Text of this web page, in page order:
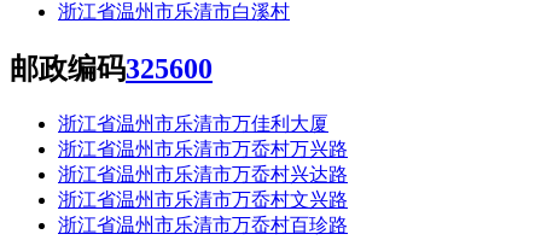
浙江省温州市乐清市白溪村
邮政编码325600
浙江省温州市乐清市万佳利大厦
浙江省温州市乐清市万岙村万兴路
浙江省温州市乐清市万岙村兴达路
浙江省温州市乐清市万岙村文兴路
浙江省温州市乐清市万岙村百珍路